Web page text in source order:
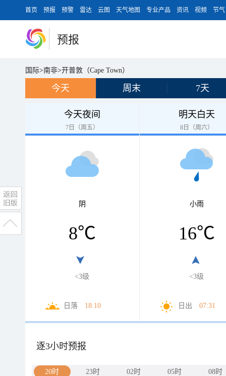
首页 预报 预警 雷达 云图 天气地图 专业产品 资讯 视频 节气
预报
国际>南非>开普敦（Cape Town）
今天 周末 7天
今天夜间
7日（周五）
阴
8℃
<3级
日落 18:10
明天白天
8日（周六）
小雨
16℃
<3级
日出 07:31
逐3小时预报
20时 23时 02时 05时 08时